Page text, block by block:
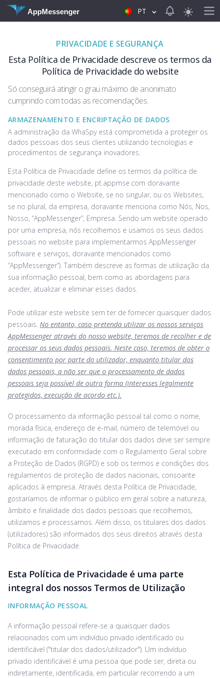
AppMessenger PT View
PRIVACIDADE E SEGURANÇA
Esta Política de Privacidade descreve os termos da
Política de Privacidade do website
Só conseguirá atingir o grau máximo de anonimato
cumprindo com todas as recomendações.
ARMAZENAMENTO E ENCRIPTAÇÃO DE DADOS
A administração da WhaSpy está comprometida a proteger os
dados pessoais dos seus clientes utilizando tecnologias e
procedimentos de segurança inovadores.
Esta Política de Privacidade define os termos da política de
privacidade deste website, ‌pt.appmse.com doravante
mencionado como o Website, se no singular, ou os Websites,
se no plural, da empresa, doravante menciona como Nós, Nos,
Nosso, “AppMessenger”, Empresa. Sendo um website operado
por uma empresa, nós recolhemos e usamos os seus dados
pessoais no website para implementarmos AppMessenger
software e serviços, doravante mencionados como
“AppMessenger”). Também descreve as formas de utilização da
sua informação pessoal, bem como as abordagens para
aceder, atualizar e eliminar esses dados.
Pode utilizar este website sem ter de fornecer quaisquer dados
pessoais. No entanto, caso pretenda utilizar os nossos serviços
AppMessenger através do nosso website, teremos de recolher e de
processar os seus dados pessoais. Neste caso, teremos de obter o
consentimento por parte do utilizador, enquanto titular dos
dados pessoais, a não ser que o processamento de dados
pessoais seja possível de outra forma (interesses legalmente
protegidos, execução de acordo etc.).
O processamento da informação pessoal tal como o nome,
morada física, endereço de e-mail, número de telemóvel ou
informação de faturação do titular dos dados deve ser sempre
executado em conformidade com o Regulamento Geral sobre
a Proteção de Dados (RGPD) e sob os termos e condições dos
regulamentos de proteção de dados nacionais, consoante
aplicados à empresa. Através desta Política de Privacidade,
gostaríamos de informar o público em geral sobre a natureza,
âmbito e finalidade dos dados pessoais que recolhemos,
utilizamos e processamos. Além disso, os titulares dos dados
(utilizadores) são informados dos seus direitos através desta
Política de Privacidade.
Esta Política de Privacidade é uma parte
integral dos nossos Termos de Utilização
INFORMAÇÃO PESSOAL
A informação pessoal refere-se a quaisquer dados
relacionados com um indivíduo privado identificado ou
identificável ("titular dos dados/utilizador"). Um indivíduo
privado identificável é uma pessoa que pode ser, direta ou
indiretamente, identificada, em particular recorrendo a um